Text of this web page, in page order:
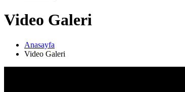
Video Galeri
Anasayfa
Video Galeri